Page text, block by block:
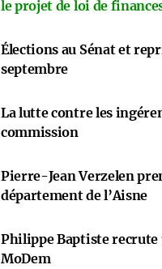
le projet de loi de
Élections au Sénat et
septembre
La lutte contre les
commission
Pierre-Jean Verzelen
département de l’Aisne
Philippe Baptiste recrute
MoDem